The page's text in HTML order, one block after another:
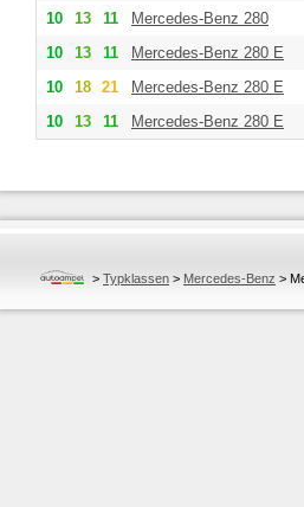
10
13 11 Mercedes-Benz 280
10
13 11 Mercedes-Benz 280 E
10
18 21 Mercedes-Benz 280 E
10
13 11 Mercedes-Benz 280 E
> Typklassen > Mercedes-Benz >